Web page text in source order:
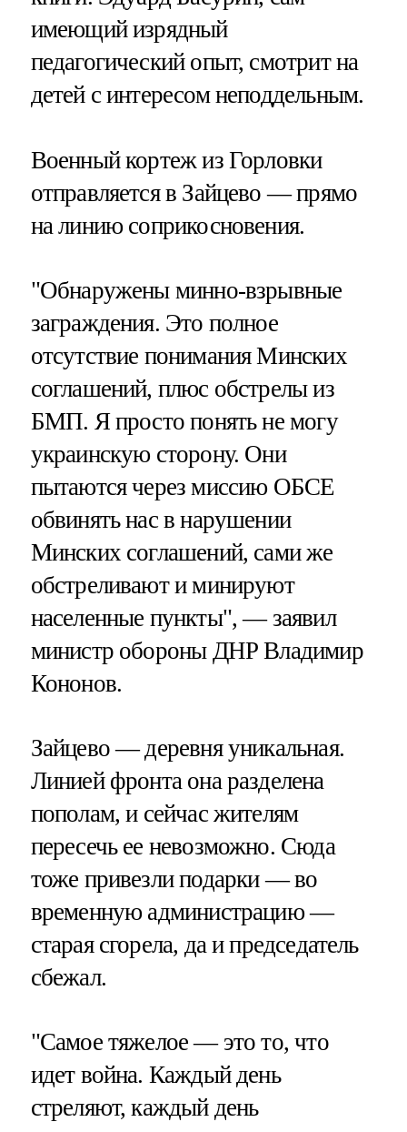
имеющий изрядный
педагогический опыт, смотрит на
детей с интересом неподдельным.
Военный кортеж из Горловки
отправляется в Зайцево — прямо
на линию соприкосновения.
"Обнаружены минно-взрывные
заграждения. Это полное
отсутствие понимания Минских
соглашений, плюс обстрелы из
БМП. Я просто понять не могу
украинскую сторону. Они
пытаются через миссию ОБСЕ
обвинять нас в нарушении
Минских соглашений, сами же
обстреливают и минируют
населенные пункты", — заявил
министр обороны ДНР Владимир
Кононов.
Зайцево — деревня уникальная.
Линией фронта она разделена
пополам, и сейчас жителям
пересечь ее невозможно. Сюда
тоже привезли подарки — во
временную администрацию —
старая сгорела, да и председатель
сбежал.
"Самое тяжелое — это то, что
идет война. Каждый день
стреляют, каждый день